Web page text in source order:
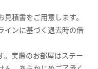
積書をご用意します。
インに基づく退去時の借
実際のお部屋はステー